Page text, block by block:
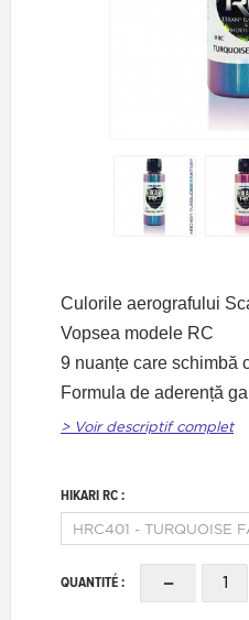
Culorile aerografului
Vopsea modele RC
9 nuanțe care schimbă
Formula de aderență
> Voir descriptif complet
HIKARI RC :
QUANTITÉ : -